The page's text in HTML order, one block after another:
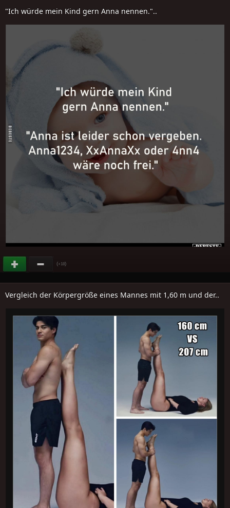
"Ich würde mein Kind gern Anna nennen."..
(+18)
Vergleich der Körpergröße eines Mannes mit 1,60 m und der..